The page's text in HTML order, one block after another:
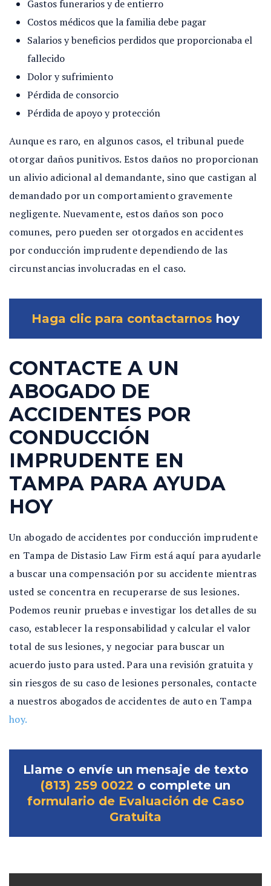
Gastos funerarios y de entierro
Costos médicos que la familia debe pagar
Salarios y beneficios perdidos que proporcionaba el
fallecido
Dolor y sufrimiento
Pérdida de consorcio
Pérdida de apoyo y protección
Aunque es raro, en algunos casos, el tribunal puede
otorgar daños punitivos. Estos daños no proporcionan
un alivio adicional al demandante, sino que castigan al
demandado por un comportamiento gravemente
negligente. Nuevamente, estos daños son poco
comunes, pero pueden ser otorgados en accidentes
por conducción imprudente dependiendo de las
circunstancias involucradas en el caso.
Haga clic para contactarnos hoy
CONTACTE A UN
ABOGADO DE
ACCIDENTES POR
CONDUCCIÓN
IMPRUDENTE EN
TAMPA PARA AYUDA
HOY
Un abogado de accidentes por conducción imprudente
en Tampa de Distasio Law Firm está aquí para ayudarle
a buscar una compensación por su accidente mientras
usted se concentra en recuperarse de sus lesiones.
Podemos reunir pruebas e investigar los detalles de su
caso, establecer la responsabilidad y calcular el valor
total de sus lesiones, y negociar para buscar un
acuerdo justo para usted. Para una revisión gratuita y
sin riesgos de su caso de lesiones personales, contacte
a nuestros abogados de accidentes de auto en Tampa
hoy.
Llame o envíe un mensaje de texto
(813) 259 0022 o complete un
formulario de Evaluación de Caso
Gratuita